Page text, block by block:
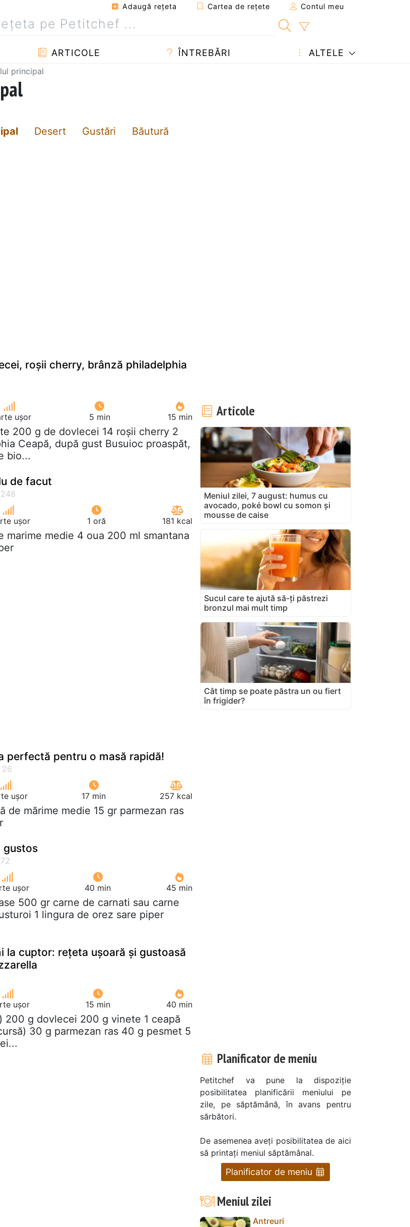
Adaugă reţeta Cartea de rețete Contul meu
ARTICOLE ÎNTREBĂRI ALTELE
principal
Desert Gustări
Băutură
roșii cherry, brânză philadelphia
ușor 5 min 15 min
200 g de dovlecei 14 roșii cherry 2
Ceapă, după gust Busuioc proaspăt,
bio...
de facut
ușor 1 oră 181 kcal
marime medie 4 oua 200 ml smantana
perfectă pentru o masă rapidă!
ușor 17 min 257 kcal
de mărime medie 15 gr parmezan ras
gustos
ușor 40 min 45 min
500 gr carne de carnati sau carne
1 lingura de orez sare piper
la cuptor: rețeta ușoară și gustoasă
ușor 15 min 40 min
200 g dovlecei 200 g vinete 1 ceapă
30 g parmezan ras 40 g pesmet 5
Articole
Meniul zilei, 7 august: humus cu
avocado, poké bowl cu somon și
mousse de caise
Sucul care te ajută să-ți păstrezi
bronzul mai mult timp
Cât timp se poate păstra un ou fiert
în frigider?
Planificator de meniu
Petitchef va pune la dispoziție
posibilitatea planificării meniului pe
zile, pe săptămână, în avans pentru
sărbători.
De asemenea aveți posibilitatea de aici
să printați meniul săptămânal.
Planificator de meniu
Meniul zilei
Antreuri